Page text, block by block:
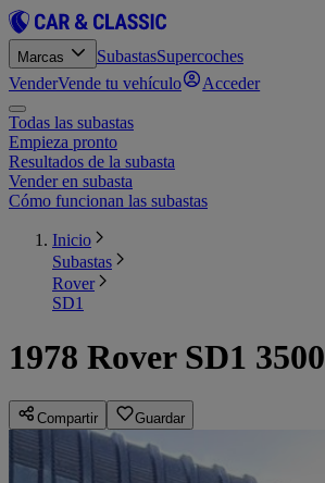
Marcas SubastasSupercoches
VenderVende tu vehículo Acceder
Todas las subastas
Empieza pronto
Resultados de la subasta
Vender en subasta
Cómo funcionan las subastas
Inicio
Subastas
Rover
SD1
1978 Rover SD1 3500
Compartir Guardar